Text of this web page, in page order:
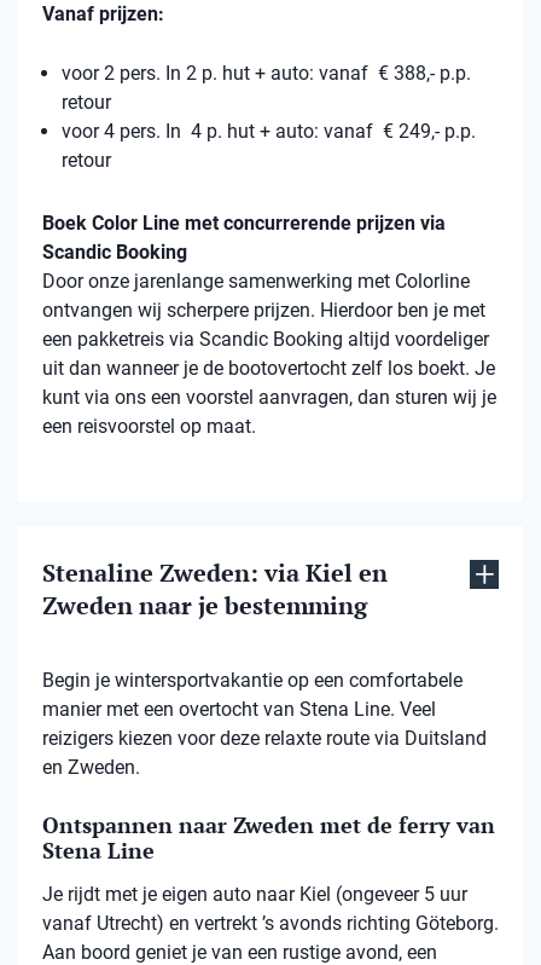
Vanaf prijzen:
voor 2 pers. In 2 p. hut + auto: vanaf € 388,- p.p.
retour
voor 4 pers. In 4 p. hut + auto: vanaf € 249,- p.p.
retour
Boek Color Line met concurrerende prijzen via
Scandic Booking
Door onze jarenlange samenwerking met Colorline
ontvangen wij scherpere prijzen. Hierdoor ben je met
een pakketreis via Scandic Booking altijd voordeliger
uit dan wanneer je de bootovertocht zelf los boekt. Je
kunt via ons een voorstel aanvragen, dan sturen wij je
een reisvoorstel op maat.
Stenaline Zweden: via Kiel en
Zweden naar je bestemming
Begin je wintersportvakantie op een comfortabele
manier met een overtocht van Stena Line. Veel
reizigers kiezen voor deze relaxte route via Duitsland
en Zweden.
Ontspannen naar Zweden met de ferry van
Stena Line
Je rijdt met je eigen auto naar Kiel (ongeveer 5 uur
vanaf Utrecht) en vertrekt ’s avonds richting Göteborg.
Aan boord geniet je van een rustige avond, een